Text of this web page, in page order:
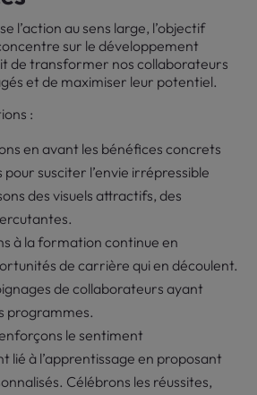
l’action au sens large, l’objectif
sur le développement
de transformer nos collaborateurs
et de maximiser leur potentiel.
:
en avant les bénéfices concrets
susciter l’envie irrépressible
des visuels attractifs, des
à la formation continue en
de carrière qui en découlent.
de collaborateurs ayant
programmes.
le sentiment
lié à l’apprentissage en proposant
Célébrons les réussites,